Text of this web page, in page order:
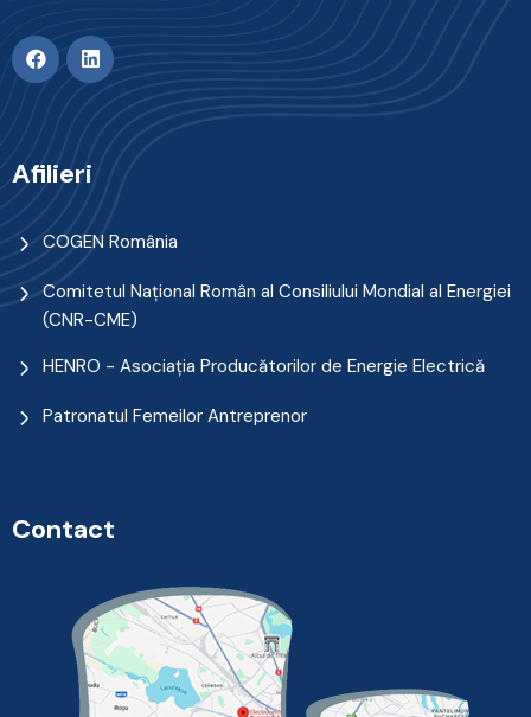
Afilieri
COGEN România
Comitetul Naţional Român al Consiliului Mondial al Energiei
(CNR-CME)
HENRO - Asociația Producătorilor de Energie Electrică
Patronatul Femeilor Antreprenor
Contact